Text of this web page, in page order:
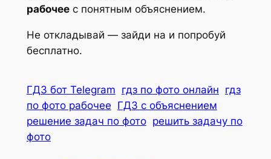
рабочеес понятным объяснением.
Не откладывай — зайди на и попробуй
бесплатно.
ГДЗ бот Telegram гдз по фото онлайн гдз
по фото рабочее ГДЗ с объяснением
решение задач по фото решить задачу по
фото